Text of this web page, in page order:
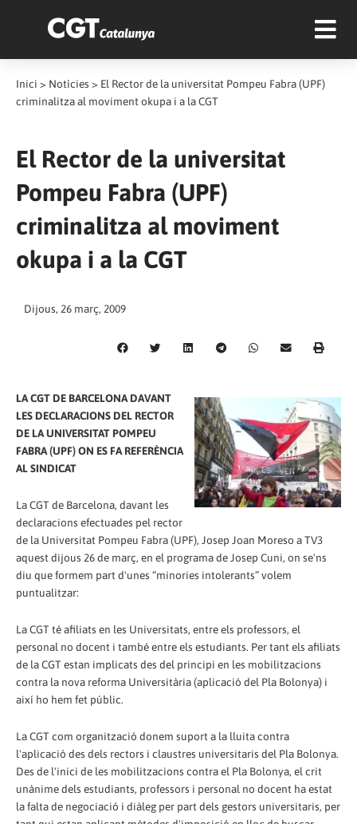
Inici > Notícies > El Rector de la universitat Pompeu Fabra (UPF)
criminalitza al moviment okupa i a la CGT
El Rector de la universitat
Pompeu Fabra (UPF)
criminalitza al moviment
okupa i a la CGT
Dijous, 26 març, 2009
LA CGT DE BARCELONA DAVANT
LES DECLARACIONS DEL RECTOR
DE LA UNIVERSITAT POMPEU
FABRA (UPF) ON ES FA REFERÈNCIA
AL SINDICAT
La CGT de Barcelona, davant les
declaracions efectuades pel rector
de la Universitat Pompeu Fabra (UPF), Josep Joan Moreso a TV3
aquest dijous 26 de març, en el programa de Josep Cuni, on se'ns
diu que formem part d'unes “minories intolerants” volem
puntualitzar:
La CGT té afiliats en les Universitats, entre els professors, el
personal no docent i també entre els estudiants. Per tant els afiliats
de la CGT estan implicats des del principi en les mobilitzacions
contra la nova reforma Universitària (aplicació del Pla Bolonya) i
així ho hem fet públic.
La CGT com organització donem suport a la lluita contra
l'aplicació des dels rectors i claustres universitaris del Pla Bolonya.
Des de l'inici de les mobilitzacions contra el Pla Bolonya, el crit
unànime dels estudiants, professors i personal no docent ha estat
la falta de negociació i diàleg per part dels gestors universitaris, per